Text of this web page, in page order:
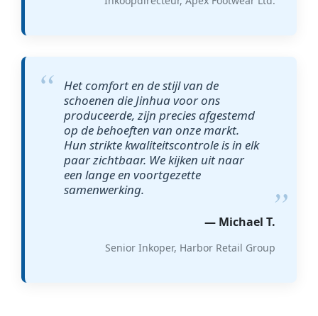
Het comfort en de stijl van de
schoenen die Jinhua voor ons
produceerde, zijn precies afgestemd
op de behoeften van onze markt.
Hun strikte kwaliteitscontrole is in elk
paar zichtbaar. We kijken uit naar
een lange en voortgezette
samenwerking.
— Michael T.
Senior Inkoper, Harbor Retail Group